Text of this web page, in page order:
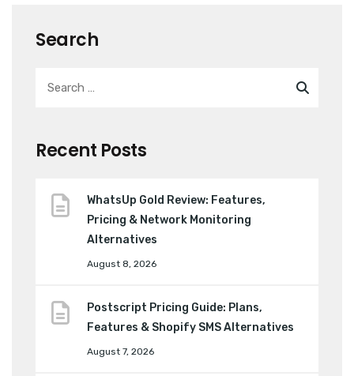
Search
Recent Posts
WhatsUp Gold Review: Features,
Pricing & Network Monitoring
Alternatives
August 8, 2026
Postscript Pricing Guide: Plans,
Features & Shopify SMS Alternatives
August 7, 2026